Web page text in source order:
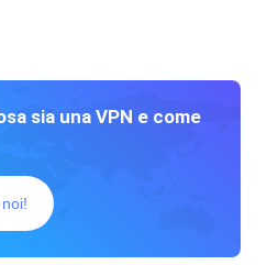
sia una VPN e come